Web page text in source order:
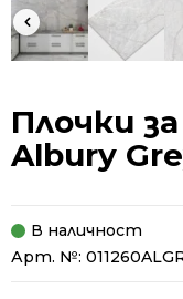
Плочки
Albury
В наличност
Арт. №: